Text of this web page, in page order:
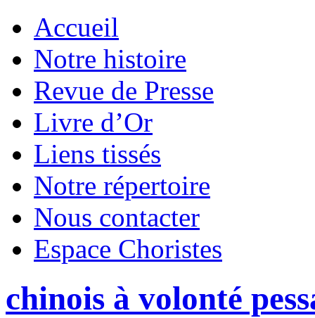
Accueil
Notre histoire
Revue de Presse
Livre d’Or
Liens tissés
Notre répertoire
Nous contacter
Espace Choristes
chinois à volonté